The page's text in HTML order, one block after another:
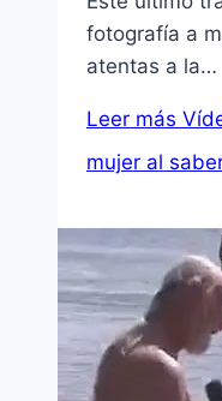
fotografía a
atentas a la…
Leer más
mujer al